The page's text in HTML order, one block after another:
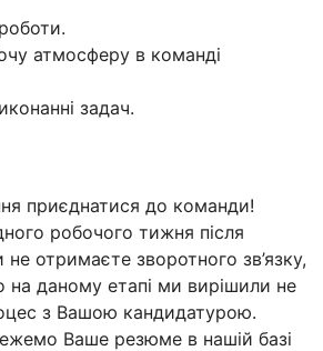
атмосферу в команді
задач.
приєднатися до команди!
робочого тижня після
отримаєте зворотного зв’язку,
на даному етапі ми вирішили не
з Вашою кандидатурою.
Ваше резюме в нашій базі